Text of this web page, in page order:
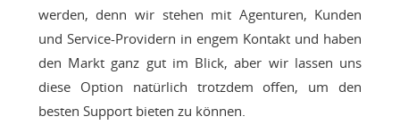
werden, denn wir stehen mit Agenturen, Kunden
und Service-Providern in engem Kontakt und haben
den Markt ganz gut im Blick, aber wir lassen uns
diese Option natürlich trotzdem offen, um den
besten Support bieten zu können.